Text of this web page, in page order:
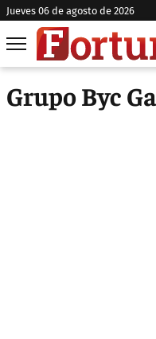
jueves 06 de agosto de 2026
Grupo Byc